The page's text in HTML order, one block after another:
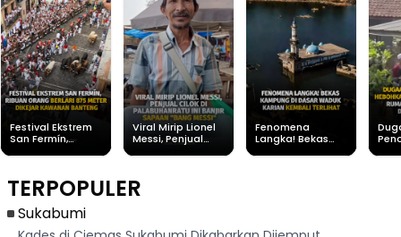
Festival Ekstrem
San Fermín,
Banteng
Viral Mirip Lionel
Messi, Penjual
"Bang Messi"
Fenomena
Langka! Bekas
TERPOPULER
Sukabumi